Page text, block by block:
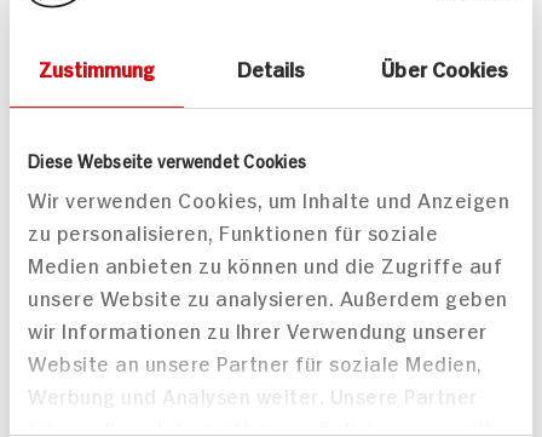
Zustimmung Details Über Cookies
Diese Webseite verwendet Cookies
Wir verwenden Cookies, um Inhalte und Anzeigen
zu personalisieren, Funktionen für soziale
Medien anbieten zu können und die Zugriffe auf
unsere Website zu analysieren. Außerdem geben
wir Informationen zu Ihrer Verwendung unserer
Website an unsere Partner für soziale Medien,
Werbung und Analysen weiter. Unsere Partner
auf pikanter
135 min
1.262 kcal p. Portion
1.015 kcal p. Portion
Mittel
Rote-Bete-Bohnen-
Salat mit Haselnuss und
Schinkenbraten auf
Kartoffeln und Gemüse